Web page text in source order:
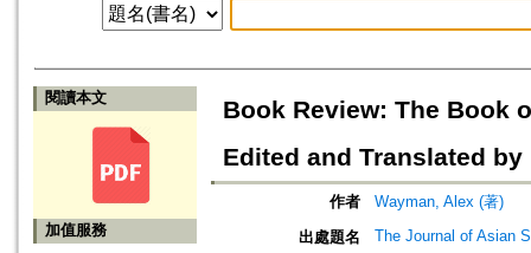
閱讀本文
加值服務
Book Review: The Book
Edited and Translated by
作者
Wayman, Alex (著)
出處題名
The Journal of Asian